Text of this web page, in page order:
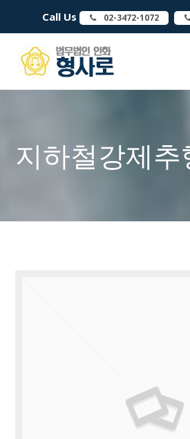
Call Us 02-3472-1072
지하철강제추